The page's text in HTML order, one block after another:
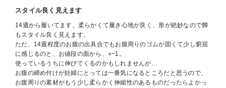
スタイル良く見えます
14週から履いてます。柔らかくて履き心地が良く、形が絶妙なので脚
もスタイル良く見えます。
ただ、14週程度のお腹の出具合でもお腹周りのゴムが固くて少し窮屈
に感じるのと、お値段の面から、⭐︎−1。
使っているうちに伸びてくるのかもしれませんが…
お腹の締め付けが妊婦にとっては一番気になるところだと思うので、
お腹周りの素材がもう少し柔らかく伸縮性のあるものだったらよかっ